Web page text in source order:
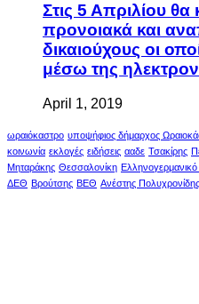
Στις 5 Απριλίου
προνοιακά και
δικαιούχους οι
μέσω της
April 1, 2019
ωραιόκαστρο υποψήφιος δήμαρχος
κοινωνία εκλογές ειδήσεις ααδε Τσακίρης
Μηταράκης Θεσσαλονίκη Ελληνογερμανικό
ΔΕΘ Βρούτσης ΒΕΘ Ανέστης Πολυχρονίδης